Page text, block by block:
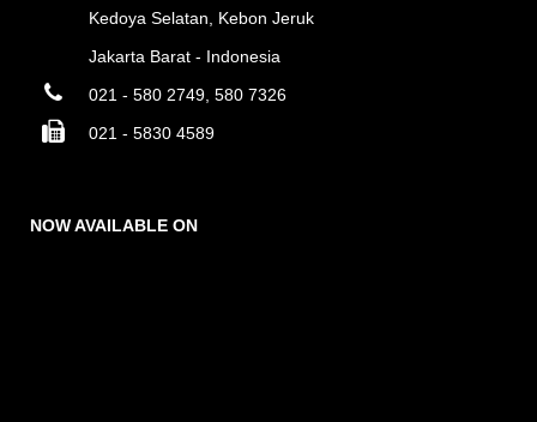
Kedoya Selatan, Kebon Jeruk
Jakarta Barat - Indonesia
021 - 580 2749, 580 7326
021 - 5830 4589
NOW AVAILABLE ON